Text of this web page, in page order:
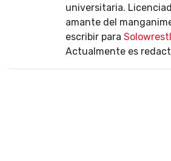
universitaria.
amante del
escribir para
Actualmente es